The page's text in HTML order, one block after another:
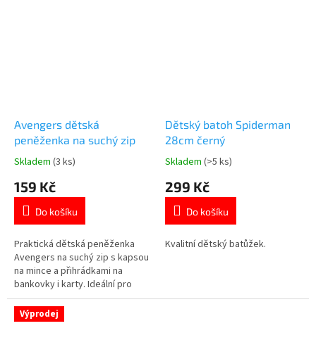
Avengers dětská
peněženka na suchý zip
Průměrné
produktu
5,0
5
hvězdiček.
Skladem (3 ks)
159 Kč
Do košíku
Praktická dětská peněženka
Avengers na suchý zip s kapsou
na mince a přihrádkami na
bankovky i karty. Ideální pro
malé fanoušky superhrdinů 🦸‍♂️
💳 Více produktů s
motivem 👉 AVENGERS
Dětský batoh Spiderman
28cm černý
Průměrné
produktu
5,0
5
Skladem (>5 ks)
299 Kč
Do košíku
Kvalitní dětský batůžek.
Výprodej